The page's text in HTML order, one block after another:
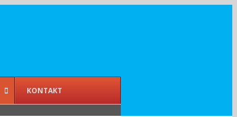
KONTAKT